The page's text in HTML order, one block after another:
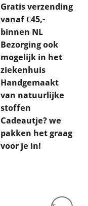
Gratis verzending
vanaf €45,-
binnen NL
Bezorging ook
mogelijk in het
ziekenhuis
Handgemaakt
van natuurlijke
stoffen
Cadeautje? we
pakken het graag
voor je in!